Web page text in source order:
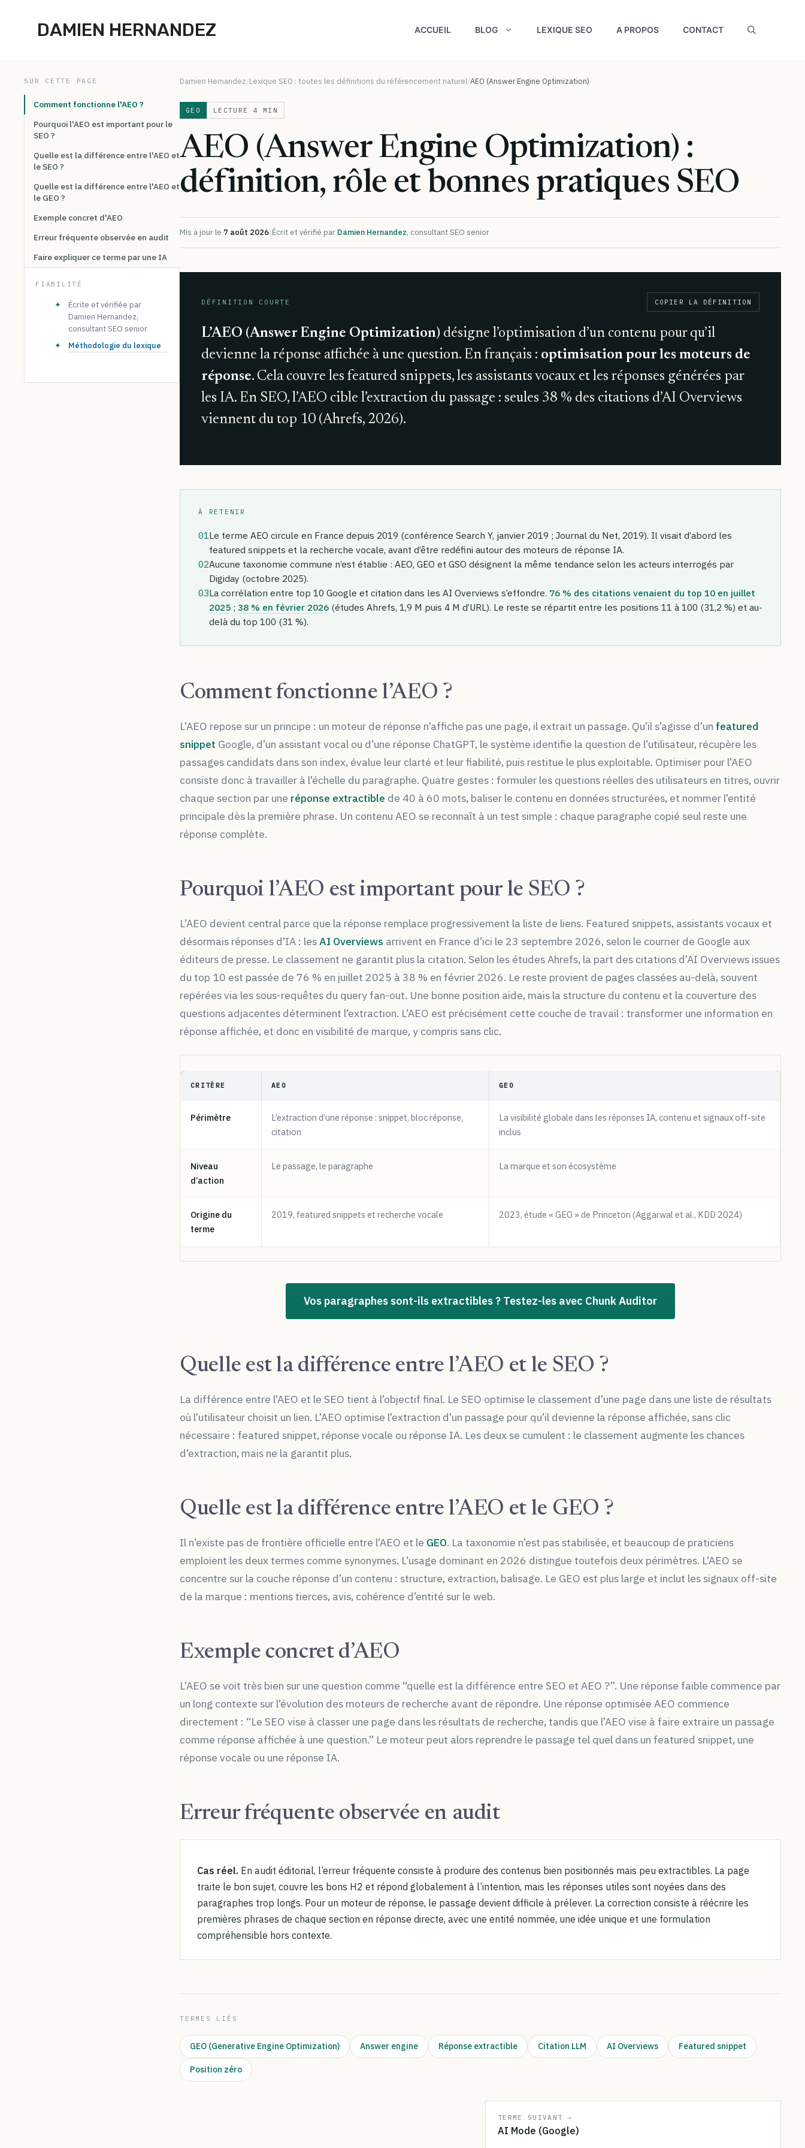
DAMIEN HERNANDEZ ACCUEIL BLOG LEXIQUE SEO A PROPOS CONTACT
SUR CETTE PAGE
Comment fonctionne l'AEO ?
Pourquoi l'AEO est important pour le
SEO ?
Quelle est la différence entre l'AEO et
le SEO ?
Quelle est la différence entre l'AEO et
le GEO ?
Exemple concret d'AEO
Erreur fréquente observée en audit
Faire expliquer ce terme par une IA
FIABILITÉ
✦
Écrite et vérifiée par
Damien Hernandez,
consultant SEO senior
✦
Méthodologie du lexique
Damien Hernandez Lexique SEO : toutes les définitions du référencement naturel AEO (Answer Engine Optimization)
GEO LECTURE 4 MIN
AEO (Answer Engine Optimization) :
définition, rôle et bonnes pratiques SEO
Mis à jour le 7 août 2026|Écrit et vérifié par Damien Hernandez, consultant SEO senior
DÉFINITION COURTE COPIER LA DÉFINITION
L’AEO (Answer Engine Optimization) désigne l’optimisation d’un contenu pour qu’il
devienne la réponse affichée à une question. En français : optimisation pour les moteurs de
réponse. Cela couvre les featured snippets, les assistants vocaux et les réponses générées par
les IA. En SEO, l’AEO cible l’extraction du passage : seules 38 % des citations d’AI Overviews
viennent du top 10 (Ahrefs, 2026).
À RETENIR
01Le terme AEO circule en France depuis 2019 (conférence Search Y, janvier 2019 ; Journal du Net, 2019). Il visait d’abord les
featured snippets et la recherche vocale, avant d’être redéfini autour des moteurs de réponse IA.
02Aucune taxonomie commune n’est établie : AEO, GEO et GSO désignent la même tendance selon les acteurs interrogés par
Digiday (octobre 2025).
03La corrélation entre top 10 Google et citation dans les AI Overviews s’effondre. 76 % des citations venaient du top 10 en juillet
2025 ; 38 % en février 2026 (études Ahrefs, 1,9 M puis 4 M d’URL). Le reste se répartit entre les positions 11 à 100 (31,2 %) et au-
delà du top 100 (31 %).
Comment fonctionne l’AEO ?
L’AEO repose sur un principe : un moteur de réponse n’affiche pas une page, il extrait un passage. Qu’il s’agisse d’un featured
snippet Google, d’un assistant vocal ou d’une réponse ChatGPT, le système identifie la question de l’utilisateur, récupère les
passages candidats dans son index, évalue leur clarté et leur fiabilité, puis restitue le plus exploitable. Optimiser pour l’AEO
consiste donc à travailler à l’échelle du paragraphe. Quatre gestes : formuler les questions réelles des utilisateurs en titres, ouvrir
chaque section par une réponse extractible de 40 à 60 mots, baliser le contenu en données structurées, et nommer l’entité
principale dès la première phrase. Un contenu AEO se reconnaît à un test simple : chaque paragraphe copié seul reste une
réponse complète.
Pourquoi l’AEO est important pour le SEO ?
L’AEO devient central parce que la réponse remplace progressivement la liste de liens. Featured snippets, assistants vocaux et
désormais réponses d’IA : lesAI Overviews arrivent en France d’ici le 23 septembre 2026, selon le courrier de Google aux
éditeurs de presse. Le classement ne garantit plus la citation. Selon les études Ahrefs, la part des citations d’AI Overviews issues
du top 10 est passée de 76 % en juillet 2025 à 38 % en février 2026. Le reste provient de pages classées au-delà, souvent
repérées via les sous-requêtes du query fan-out. Une bonne position aide, mais la structure du contenu et la couverture des
questions adjacentes déterminent l’extraction. L’AEO est précisément cette couche de travail : transformer une information en
réponse affichée, et donc en visibilité de marque, y compris sans clic.
CRITÈRE AEO GEO
Périmètre
L’extraction d’une réponse : snippet, bloc réponse,
citation
La visibilité globale dans les réponses IA, contenu et signaux off-site
inclus
Niveau
d’action
Le passage, le paragraphe La marque et son écosystème
Origine du
terme
2019, featured snippets et recherche vocale 2023, étude « GEO » de Princeton (Aggarwal et al., KDD 2024)
Vos paragraphes sont-ils extractibles ? Testez-les avec Chunk Auditor
Quelle est la différence entre l’AEO et le SEO ?
La différence entre l’AEO et le SEO tient à l’objectif final. Le SEO optimise le classement d’une page dans une liste de résultats
où l’utilisateur choisit un lien. L’AEO optimise l’extraction d’un passage pour qu’il devienne la réponse affichée, sans clic
nécessaire : featured snippet, réponse vocale ou réponse IA. Les deux se cumulent : le classement augmente les chances
d’extraction, mais ne la garantit plus.
Quelle est la différence entre l’AEO et le GEO ?
Il n’existe pas de frontière officielle entre l’AEO et le GEO. La taxonomie n’est pas stabilisée, et beaucoup de praticiens
emploient les deux termes comme synonymes. L’usage dominant en 2026 distingue toutefois deux périmètres. L’AEO se
concentre sur la couche réponse d’un contenu : structure, extraction, balisage. Le GEO est plus large et inclut les signaux off-site
de la marque : mentions tierces, avis, cohérence d’entité sur le web.
Exemple concret d’AEO
L’AEO se voit très bien sur une question comme “quelle est la différence entre SEO et AEO ?”. Une réponse faible commence par
un long contexte sur l’évolution des moteurs de recherche avant de répondre. Une réponse optimisée AEO commence
directement : “Le SEO vise à classer une page dans les résultats de recherche, tandis que l’AEO vise à faire extraire un passage
comme réponse affichée à une question.” Le moteur peut alors reprendre le passage tel quel dans un featured snippet, une
réponse vocale ou une réponse IA.
Erreur fréquente observée en audit
Cas réel. En audit éditorial, l’erreur fréquente consiste à produire des contenus bien positionnés mais peu extractibles. La page
traite le bon sujet, couvre les bons H2 et répond globalement à l’intention, mais les réponses utiles sont noyées dans des
paragraphes trop longs. Pour un moteur de réponse, le passage devient difficile à prélever. La correction consiste à réécrire les
premières phrases de chaque section en réponse directe, avec une entité nommée, une idée unique et une formulation
compréhensible hors contexte.
TERMES LIÉS
GEO (Generative Engine Optimization) Answer engine Réponse extractible Citation LLM AI Overviews Featured snippet
Position zéro
TERME SUIVANT →
AI Mode (Google)